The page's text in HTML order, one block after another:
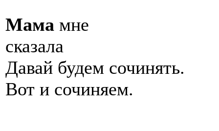
Мама мне
Давай будем сочинять.
Вот и сочиняем.